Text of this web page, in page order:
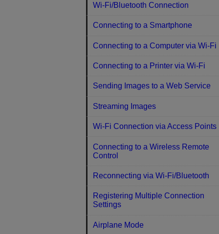
Wi-Fi/Bluetooth Connection
Connecting to a Smartphone
Connecting to a Computer via Wi-Fi
Connecting to a Printer via Wi-Fi
Sending Images to a Web Service
Streaming Images
Wi-Fi Connection via Access Points
Connecting to a Wireless Remote
Control
Reconnecting via Wi-Fi/Bluetooth
Registering Multiple Connection
Settings
Airplane Mode